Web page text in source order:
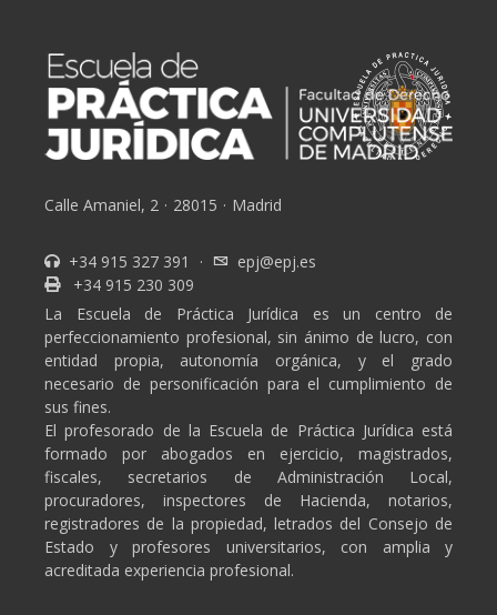
Calle Amaniel, 2 · 28015 · Madrid
+34 915 327 391 ·
epj@epj.es
+34 915 230 309
La Escuela de Práctica Jurídica es un centro de
perfeccionamiento profesional, sin ánimo de lucro, con
entidad propia, autonomía orgánica, y el grado
necesario de personificación para el cumplimiento de
sus fines.
El profesorado de la Escuela de Práctica Jurídica está
formado por abogados en ejercicio, magistrados,
fiscales, secretarios de Administración Local,
procuradores, inspectores de Hacienda, notarios,
registradores de la propiedad, letrados del Consejo de
Estado y profesores universitarios, con amplia y
acreditada experiencia profesional.